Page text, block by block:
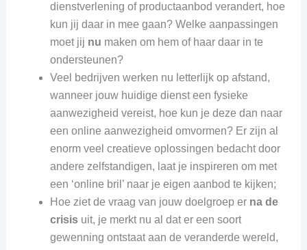
dienstverlening of productaanbod verandert, hoe
kun jij daar in mee gaan? Welke aanpassingen
moet jij nu maken om hem of haar daar in te
ondersteunen?
Veel bedrijven werken nu letterlijk op afstand,
wanneer jouw huidige dienst een fysieke
aanwezigheid vereist, hoe kun je deze dan naar
een online aanwezigheid omvormen? Er zijn al
enorm veel creatieve oplossingen bedacht door
andere zelfstandigen, laat je inspireren om met
een ‘online bril’ naar je eigen aanbod te kijken;
Hoe ziet de vraag van jouw doelgroep er na de
crisisuit, je merkt nu al dat er een soort
gewenning ontstaat aan de veranderde wereld,